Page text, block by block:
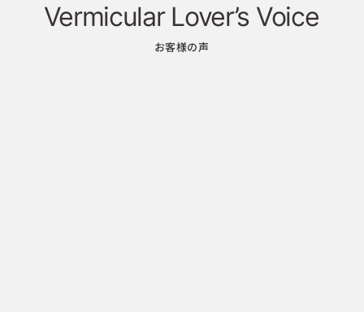
Vermicular Lover’s Voice
お客様の声